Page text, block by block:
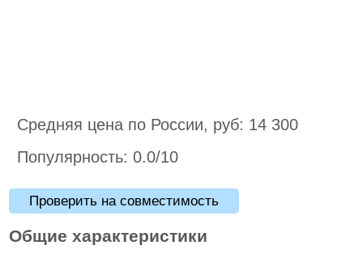
Средняя цена по России, руб: 14 300
Популярность: 0.0/10
Проверить на совместимость
Общие характеристики